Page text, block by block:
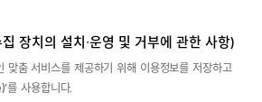
장치의 설치∙운영 및 거부에 관한 사항)
춤 서비스를 제공하기 위해 이용정보를 저장하고
를 사용합니다.